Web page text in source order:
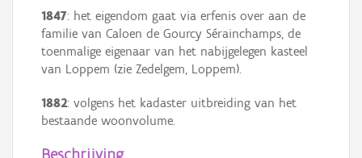
1847: het eigendom gaat via erfenis over aan de
familie van Caloen de Gourcy Sérainchamps, de
toenmalige eigenaar van het nabijgelegen kasteel
van Loppem (zie Zedelgem, Loppem).
1882: volgens het kadaster uitbreiding van het
bestaande woonvolume.